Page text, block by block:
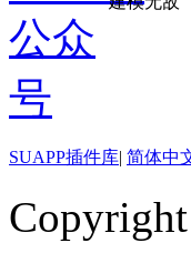
SUAPP插件库| 简体中